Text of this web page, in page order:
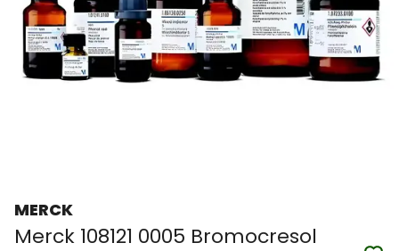
MERCK
Merck 108121 0005 Bromocresol